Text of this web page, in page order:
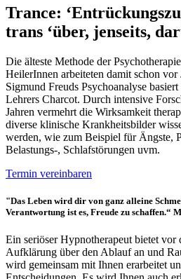
Trance:
trans ‘über, jenseits,
Die älteste Methode der
HeilerInnen arbeiteten damit schon vor
Sigmund Freuds Psychoanalyse
Lehrers Charcot. Durch intensive
Jahren vermehrt die Wirksamkeit
diverse klinische Krankheitsbilder
werden, wie zum Beispiel für Ängste,
Belastungs-, Schlafstörungen uvm.
Termin vereinbaren
"Das Leben wird dir von ganz alleine
Verantwortung ist es, Freude zu schaffen.“
Ein seriöser Hypnotherapeut bietet vor
Aufklärung über den Ablauf an und
wird gemeinsam mit Ihnen erarbeitet